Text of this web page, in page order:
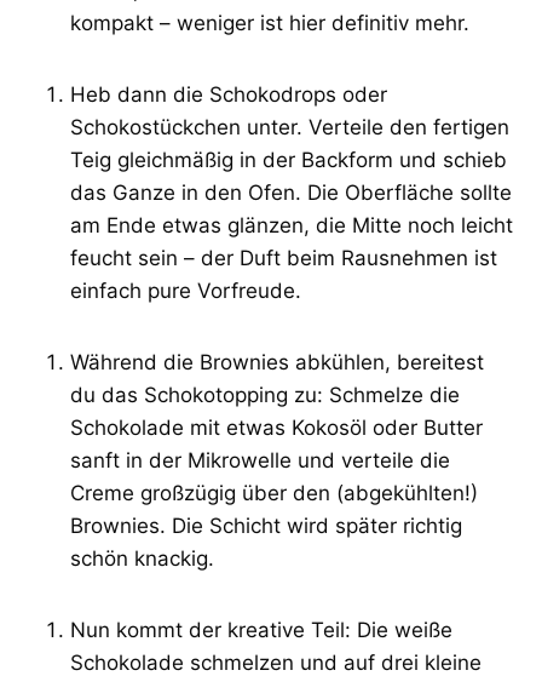
kompakt – weniger ist hier definitiv mehr.
Heb dann die Schokodrops oder
Schokostückchen unter. Verteile den fertigen
Teig gleichmäßig in der Backform und schieb
das Ganze in den Ofen. Die Oberfläche sollte
am Ende etwas glänzen, die Mitte noch leicht
feucht sein – der Duft beim Rausnehmen ist
einfach pure Vorfreude.
Während die Brownies abkühlen, bereitest
du das Schokotopping zu: Schmelze die
Schokolade mit etwas Kokosöl oder Butter
sanft in der Mikrowelle und verteile die
Creme großzügig über den (abgekühlten!)
Brownies. Die Schicht wird später richtig
schön knackig.
Nun kommt der kreative Teil: Die weiße
Schokolade schmelzen und auf drei kleine